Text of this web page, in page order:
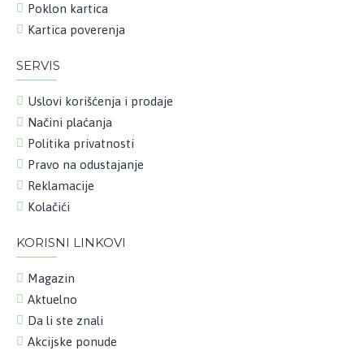
Poklon kartica
Kartica poverenja
SERVIS
Uslovi korišćenja i prodaje
Načini plaćanja
Politika privatnosti
Pravo na odustajanje
Reklamacije
Kolačići
KORISNI LINKOVI
Magazin
Aktuelno
Da li ste znali
Akcijske ponude